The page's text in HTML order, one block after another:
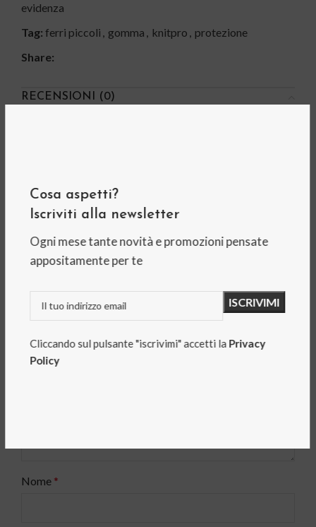
Cosa aspetti?
Iscriviti alla newsletter
Ogni mese tante novità e promozioni pensate
appositamente per te
Cliccando sul pulsante "iscrivimi" accetti laPrivacy
Policy
evidenza
Tag: ferri piccoli , gomma , knitpro , protezione
Share:
RECENSIONI (0)
Recensisci per primo “KnitPro – Proteggi punte per
ferri piccoli”
Il tuo indirizzo email non sarà pubblicato. I campi
obbligatori sono contrassegnati
La tua valutazione*
Nome *